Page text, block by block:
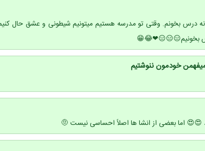
درس بخونم. وقتی تو مدرسه هستیم میتونیم شیطونی و عشق حال
بخونیم😑😑😑❤😂😁
خودمون ننوشتیم
😍😍 اما بعضی از انشا ها اصلاً احساسی نیست 🤨